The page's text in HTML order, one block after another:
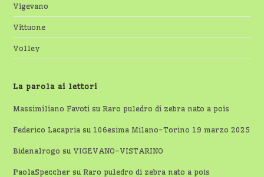
Vigevano
Vittuone
Volley
La parola ai lettori
Massimiliano Favoti suRaro puledro di zebra nato a pois
Federico Lacapria su 106esima Milano-Torino 19 marzo 2025
Bidenalrogo su VIGEVANO-VISTARINO
PaolaSpeccher suRaro puledro di zebra nato a pois